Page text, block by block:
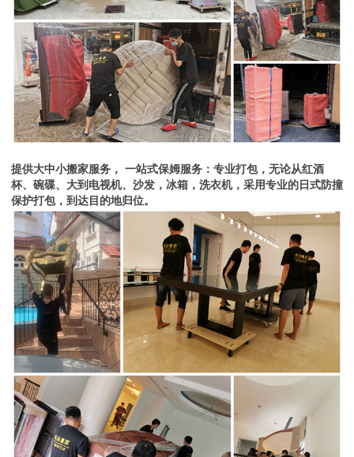
提供大中小搬家服务， 一站式保姆服务：专业打包，无论从红酒
杯、碗碟、大到电视机、沙发，冰箱，洗衣机，采用专业的日式防撞
保护打包，到达目的地归位。